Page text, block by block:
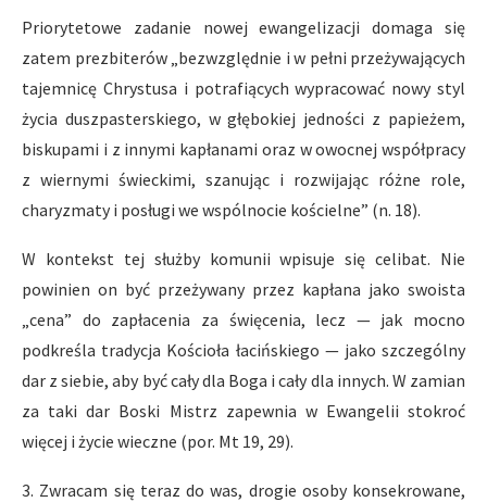
Priorytetowe zadanie nowej ewangelizacji domaga się
zatem prezbiterów „bezwzględnie i w pełni przeżywających
tajemnicę Chrystusa i potrafiących wypracować nowy styl
życia duszpasterskiego, w głębokiej jedności z papieżem,
biskupami i z innymi kapłanami oraz w owocnej współpracy
z wiernymi świeckimi, szanując i rozwijając różne role,
charyzmaty i posługi we wspólnocie kościelne” (n. 18).
W kontekst tej służby komunii wpisuje się celibat. Nie
powinien on być przeżywany przez kapłana jako swoista
„cena” do zapłacenia za święcenia, lecz — jak mocno
podkreśla tradycja Kościoła łacińskiego — jako szczególny
dar z siebie, aby być cały dla Boga i cały dla innych. W zamian
za taki dar Boski Mistrz zapewnia w Ewangelii stokroć
więcej i życie wieczne (por. Mt 19, 29).
3. Zwracam się teraz do was, drogie osoby konsekrowane,